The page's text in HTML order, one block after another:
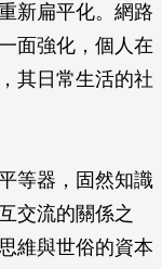
新扁平化。網路
面強化，個人在
其日常生活的社
等器，固然知識
交流的關係之
維與世俗的資本